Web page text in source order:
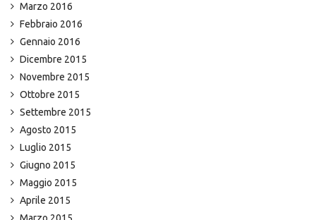
Marzo 2016
Febbraio 2016
Gennaio 2016
Dicembre 2015
Novembre 2015
Ottobre 2015
Settembre 2015
Agosto 2015
Luglio 2015
Giugno 2015
Maggio 2015
Aprile 2015